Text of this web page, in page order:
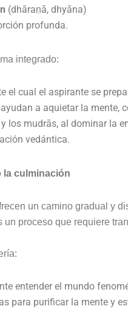
(dhāraṇā, dhyāna)
profunda.
integrado:
el cual el aspirante se
a aquietar la
los mudrās, al dominar la
vedántica.
la culminación
un camino gradual y
un proceso que requiere
entender el mundo
para purificar la mente y